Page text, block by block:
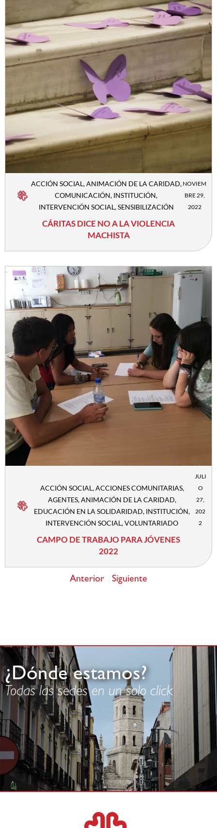
ACCIÓN SOCIAL,ANIMACIÓN DE LA CARIDAD,
COMUNICACIÓN, INSTITUCIÓN,
INTERVENCIÓN SOCIAL,SENSIBILIZACIÓN
NOVIEM
BRE 29,
2022
CÁRITAS DICE NO A LA VIOLENCIA
MACHISTA
ACCIÓN SOCIAL,ACCIONES COMUNITARIAS,
AGENTES,ANIMACIÓN DE LA CARIDAD,
EDUCACIÓN EN LA SOLIDARIDAD, INSTITUCIÓN,
INTERVENCIÓN SOCIAL,VOLUNTARIADO
JULI
O
27,
202
2
CAMPO DE TRABAJO PARA JÓVENES
2022
Anterior Siguiente
¿Dónde estamos?
Todas las sedes en un solo click